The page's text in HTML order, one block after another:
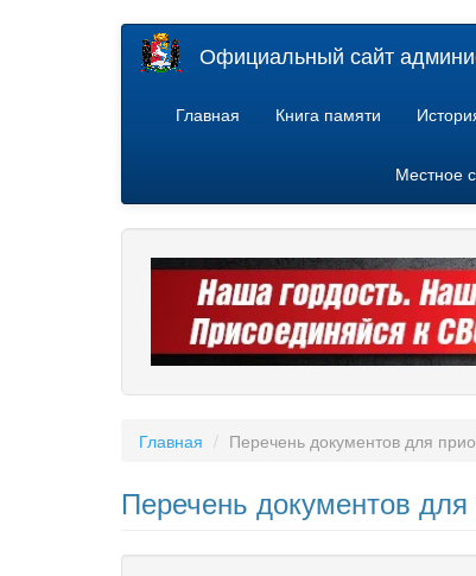
Официальный сайт
Главная Книга памяти
Местное
Главная Перечень документов для
Перечень документов